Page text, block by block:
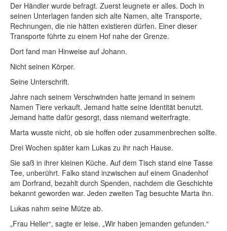
Der Händler wurde befragt. Zuerst leugnete er alles. Doch in
seinen Unterlagen fanden sich alte Namen, alte Transporte,
Rechnungen, die nie hätten existieren dürfen. Einer dieser
Transporte führte zu einem Hof nahe der Grenze.
Dort fand man Hinweise auf Johann.
Nicht seinen Körper.
Seine Unterschrift.
Jahre nach seinem Verschwinden hatte jemand in seinem
Namen Tiere verkauft. Jemand hatte seine Identität benutzt.
Jemand hatte dafür gesorgt, dass niemand weiterfragte.
Marta wusste nicht, ob sie hoffen oder zusammenbrechen sollte.
Drei Wochen später kam Lukas zu ihr nach Hause.
Sie saß in ihrer kleinen Küche. Auf dem Tisch stand eine Tasse
Tee, unberührt. Falko stand inzwischen auf einem Gnadenhof
am Dorfrand, bezahlt durch Spenden, nachdem die Geschichte
bekannt geworden war. Jeden zweiten Tag besuchte Marta ihn.
Lukas nahm seine Mütze ab.
„Frau Heller“, sagte er leise. „Wir haben jemanden gefunden.“